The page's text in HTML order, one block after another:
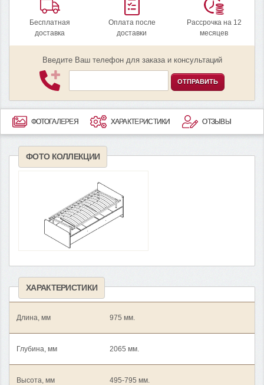
Бесплатная
доставка
Оплата после
доставки
Рассрочка на 12
месяцев
Введите Ваш телефон для заказа и консультаций
ОТПРАВИТЬ
ФОТОГАЛЕРЕЯ ХАРАКТЕРИСТИКИ ОТЗЫВЫ
ФОТО КОЛЛЕКЦИИ
ХАРАКТЕРИСТИКИ
Длина, мм 975 мм.
Глубина, мм 2065 мм.
Высота, мм 495-795 мм.